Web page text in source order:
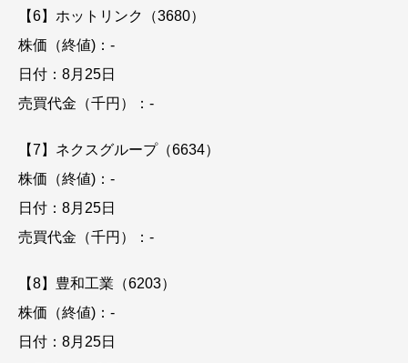
【6】ホットリンク（3680）
株価（終値)：-
日付：8月25日
売買代金（千円）：-
【7】ネクスグループ（6634）
株価（終値)：-
日付：8月25日
売買代金（千円）：-
【8】豊和工業（6203）
株価（終値)：-
日付：8月25日